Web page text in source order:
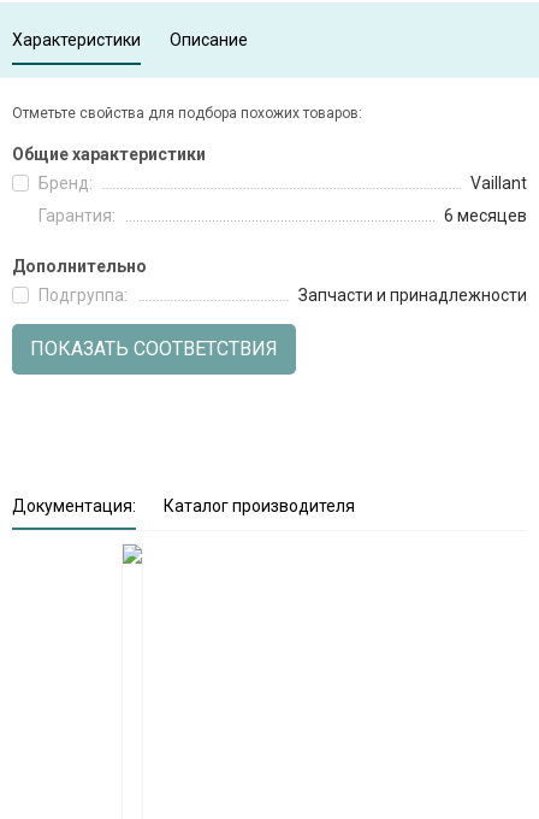
Характеристики Описание
Отметьте свойства для подбора похожих товаров:
Общие характеристики
Бренд:
Vaillant
Гарантия:
6 месяцев
Дополнительно
Подгруппа:
Запчасти и принадлежности
ПОКАЗАТЬ СООТВЕТСТВИЯ
Документация: Каталог производителя